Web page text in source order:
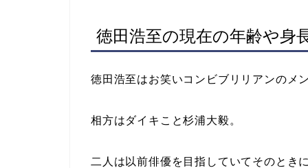
徳田浩至の現在の年齢や身
徳田浩至はお笑いコンビブリリアンのメ
相方はダイキこと杉浦大毅。
二人は以前俳優を目指していてそのとき